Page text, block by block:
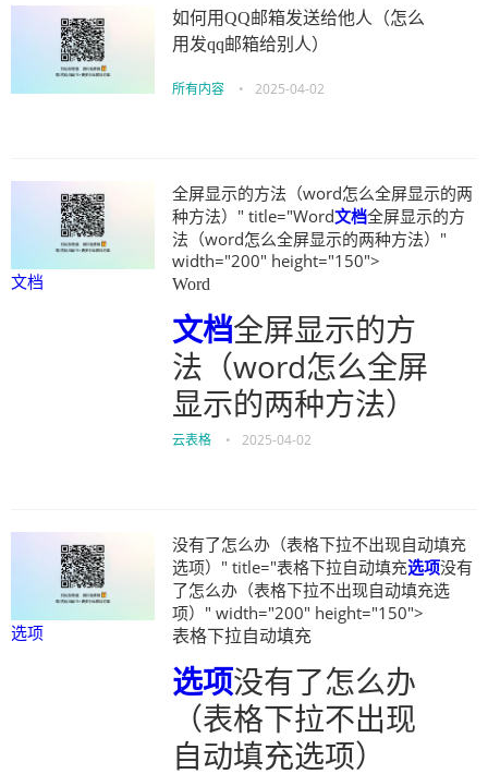
如何用QQ邮箱发送给他人（怎么
用发qq邮箱给别人）
所有内容 • 2025-04-02
文档
全屏显示的方法（word怎么全屏显示的两
种方法）" title="Word文档全屏显示的方
法（word怎么全屏显示的两种方法）"
width="200" height="150">
Word
文档全屏显示的方
法（word怎么全屏
显示的两种方法）
云表格 • 2025-04-02
选项
没有了怎么办（表格下拉不出现自动填充
选项）" title="表格下拉自动填充选项没有
了怎么办（表格下拉不出现自动填充选
项）" width="200" height="150">
表格下拉自动填充
选项没有了怎么办
（表格下拉不出现
自动填充选项）